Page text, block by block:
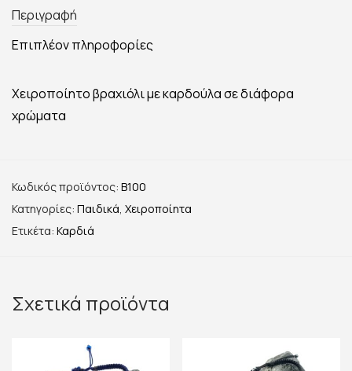
Περιγραφή
Επιπλέον πληροφορίες
Χειροποίητο βραχιόλι με καρδούλα σε διάφορα
χρώματα
Κωδικός προϊόντος: B100
Κατηγορίες: Παιδικά, Χειροποίητα
Ετικέτα: Καρδιά
Σχετικά προϊόντα